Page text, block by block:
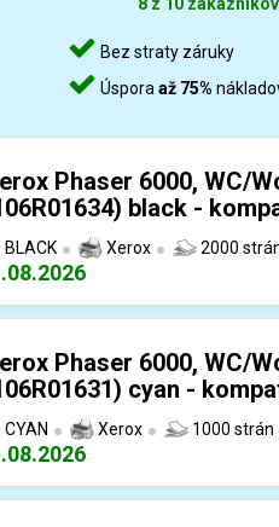
8 z 10
Bez straty záruky
Úsporaaž 75%
Phaser 6000, WC/
black -
BLACK Xerox 2000
Phaser 6000, WC/
cyan -
CYAN Xerox 1000 strán